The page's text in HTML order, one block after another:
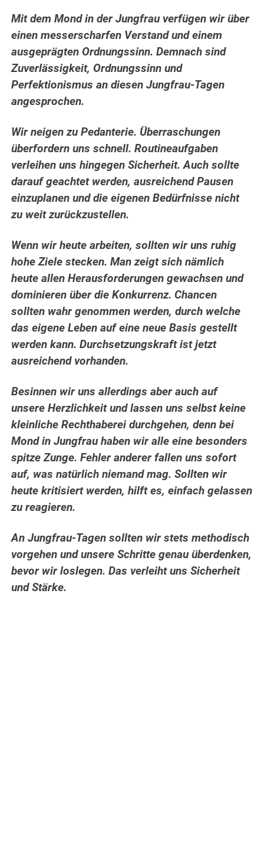
Mit dem Mond in der Jungfrau verfügen wir über
einen messerscharfen Verstand und einem
ausgeprägten Ordnungssinn. Demnach sind
Zuverlässigkeit, Ordnungssinn und
Perfektionismus an diesen Jungfrau-Tagen
angesprochen.
Wir neigen zu Pedanterie. Überraschungen
überfordern uns schnell. Routineaufgaben
verleihen uns hingegen Sicherheit.Auch sollte
darauf geachtet werden, ausreichend Pausen
einzuplanen und die eigenen Bedürfnisse nicht
zu weit zurückzustellen.
Wenn wir heute arbeiten, sollten wir uns ruhig
hohe Ziele stecken. Man zeigt sich nämlich
heute allen Herausforderungen gewachsen und
dominieren über die Konkurrenz. Chancen
sollten wahr genommen werden, durch welche
das eigene Leben auf eine neue Basis gestellt
werden kann. Durchsetzungskraft ist jetzt
ausreichend vorhanden.
Besinnen wir uns allerdings aber auch auf
unsere Herzlichkeit und lassen uns selbst keine
kleinliche Rechthaberei durchgehen, denn bei
Mond in Jungfrau haben wir alle eine besonders
spitze Zunge. Fehler anderer fallen uns sofort
auf, was natürlich niemand mag. Sollten wir
heute kritisiert werden, hilft es, einfach gelassen
zu reagieren.
An Jungfrau-Tagen sollten wir stets methodisch
vorgehen und unsere Schritte genau überdenken,
bevor wir loslegen. Das verleiht uns Sicherheit
und Stärke.